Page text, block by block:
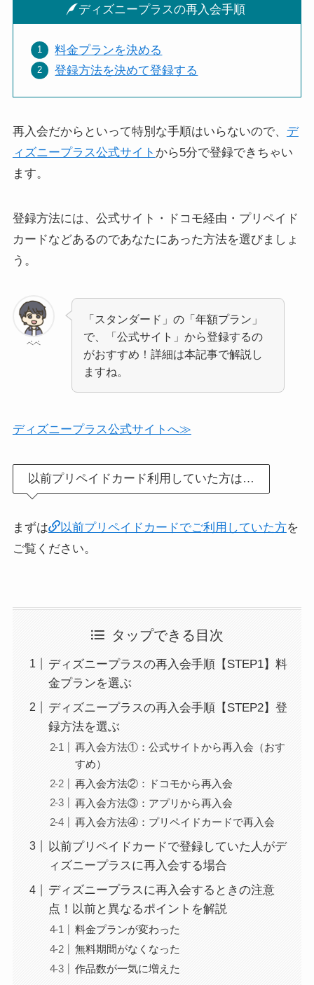
ディズニープラスの再入会手順
料金プランを決める
登録方法を決めて登録する
再入会だからといって特別な手順はいらないので、 デ
ィズニープラス公式サイト から5分で登録できちゃい
ます。
登録方法には、公式サイト・ドコモ経由・プリペイド
カードなどあるのであなたにあった方法を選びましょ
う。
ペペ
「スタンダード」の「年額プラン」
で、「公式サイト」から登録するの
がおすすめ！詳細は本記事で解説し
ますね。
ディズニープラス公式サイトへ≫
以前プリペイドカード利用していた方は…
まずは 以前プリペイドカードでご利用していた方を
ご覧ください。
タップできる目次
ディズニープラスの再入会手順【STEP1】料
金プランを選ぶ
ディズニープラスの再入会手順【STEP2】登
録方法を選ぶ
再入会方法①：公式サイトから再入会（おす
すめ）
再入会方法②：ドコモから再入会
再入会方法③：アプリから再入会
再入会方法④：プリペイドカードで再入会
以前プリペイドカードで登録していた人がデ
ィズニープラスに再入会する場合
ディズニープラスに再入会するときの注意
点！以前と異なるポイントを解説
料金プランが変わった
無料期間がなくなった
作品数が一気に増えた